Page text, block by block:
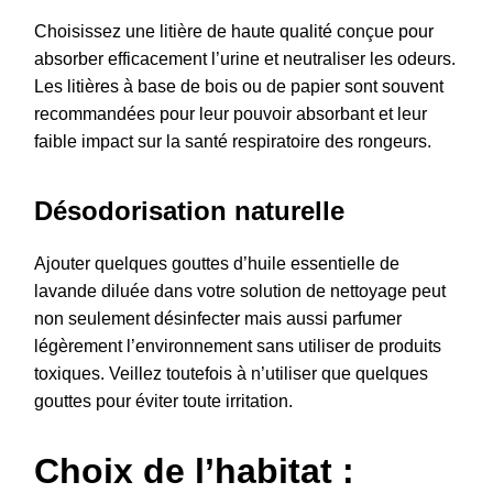
Choisissez une litière de haute qualité conçue pour
absorber efficacement l’urine et neutraliser les odeurs.
Les litières à base de bois ou de papier sont souvent
recommandées pour leur pouvoir absorbant et leur
faible impact sur la santé respiratoire des rongeurs.
Désodorisation naturelle
Ajouter quelques gouttes d’huile essentielle de
lavande diluée dans votre solution de nettoyage peut
non seulement désinfecter mais aussi parfumer
légèrement l’environnement sans utiliser de produits
toxiques. Veillez toutefois à n’utiliser que quelques
gouttes pour éviter toute irritation.
Choix de l’habitat :